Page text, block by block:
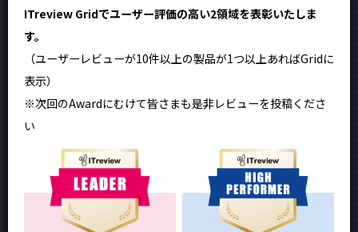
ITreview Gridでユーザー評価の高い2領域を表彰いたしま
す。
（ユーザーレビューが10件以上の製品が1つ以上あればGridに
表示）
※次回のAwardにむけて皆さまも是非レビューを投稿くださ
い